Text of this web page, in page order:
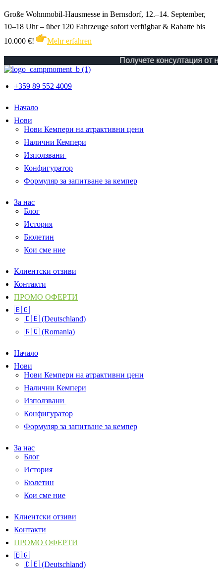
Große Wohnmobil-Hausmesse in Bernsdorf, 12.–14. September,
10–18 Uhr – über 120 Fahrzeuge sofort verfügbar & Rabatte bis
10.000 €!
Mehr erfahren
Получете консултация от
+359 89 552 4009
Начало
Нови
Нови Кемпери на атрактивни цени
Налични Кемпери
Използвани
Конфигуратор
Формуляр за запитване за кемпер
За нас
Блог
История
Бюлетин
Кои сме ние
Клиентски отзиви
Контакти
ПРОМО ОФЕРТИ
🇧🇬
🇩🇪 (Deutschland)
🇷🇴 (Romania)
Начало
Нови
Нови Кемпери на атрактивни цени
Налични Кемпери
Използвани
Конфигуратор
Формуляр за запитване за кемпер
За нас
Блог
История
Бюлетин
Кои сме ние
Клиентски отзиви
Контакти
ПРОМО ОФЕРТИ
🇧🇬
🇩🇪 (Deutschland)